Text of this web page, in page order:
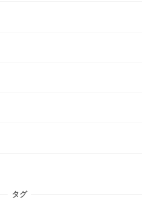
タグ